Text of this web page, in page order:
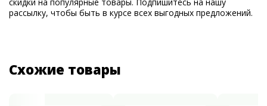
рассылку, чтобы быть в курсе всех выгодных предложений.
Схожие товары